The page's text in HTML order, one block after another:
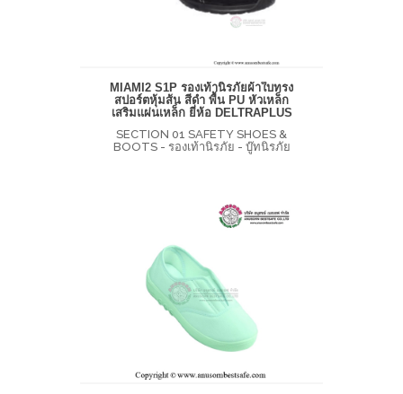
MIAMI2 S1P รองเท้านิรภัยผ้าใบทรง
สปอร์ตหุ้มส้น สีดำ พื้น PU หัวเหล็ก
เสริมแผ่นเหล็ก ยี่ห้อ DELTRAPLUS
SECTION 01 SAFETY SHOES &
BOOTS - รองเท้านิรภัย - บู๊ทนิรภัย